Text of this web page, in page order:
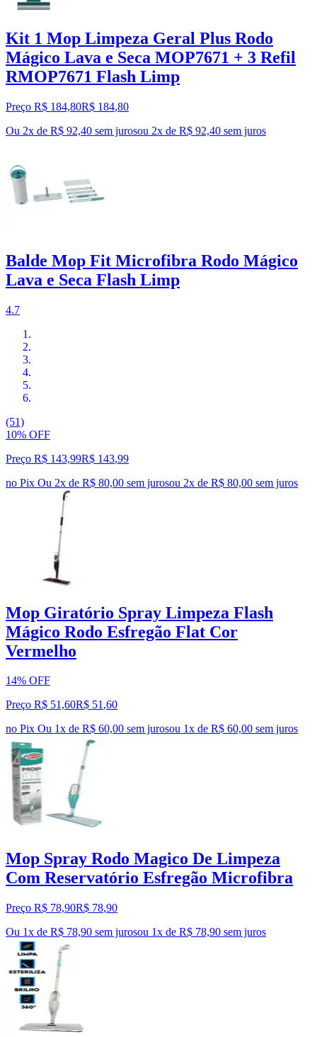
Kit 1 Mop Limpeza Geral Plus Rodo
Mágico Lava e Seca MOP7671 + 3 Refil
RMOP7671 Flash Limp
Preço R$ 184,80R$ 184,80
Ou 2x de R$ 92,40 sem jurosou 2x de R$ 92,40 sem juros
Balde Mop Fit Microfibra Rodo Mágico
Lava e Seca Flash Limp
4.7
(51)
10% OFF
Preço R$ 143,99R$ 143,99
no Pix Ou 2x de R$ 80,00 sem jurosou 2x de R$ 80,00 sem juros
Mop Giratório Spray Limpeza Flash
Mágico Rodo Esfregão Flat Cor
Vermelho
14% OFF
Preço R$ 51,60R$ 51,60
no Pix Ou 1x de R$ 60,00 sem jurosou 1x de R$ 60,00 sem juros
Mop Spray Rodo Magico De Limpeza
Com Reservatório Esfregão Microfibra
Preço R$ 78,90R$ 78,90
Ou 1x de R$ 78,90 sem jurosou 1x de R$ 78,90 sem juros